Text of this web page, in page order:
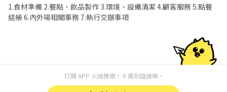
1.食材準備 2.餐點、飲品製作 3.環境、設備清潔 4.顧客服務 5.點餐
結帳 6.內外場相關事務 7.執行交辦事項
打開 APP 火速應徵！千萬別錯過唷 ~